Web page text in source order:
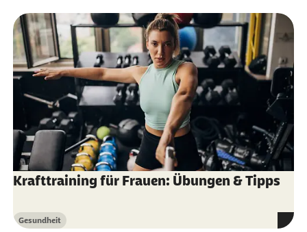
Krafttraining für Frauen: Übungen & Tipps
Kategorie
Gesundheit